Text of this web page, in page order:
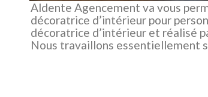
Aldente Agencement va vous
décoratrice d’intérieur pour
décoratrice d’intérieur et réalisé
Nous travaillons essentiellement